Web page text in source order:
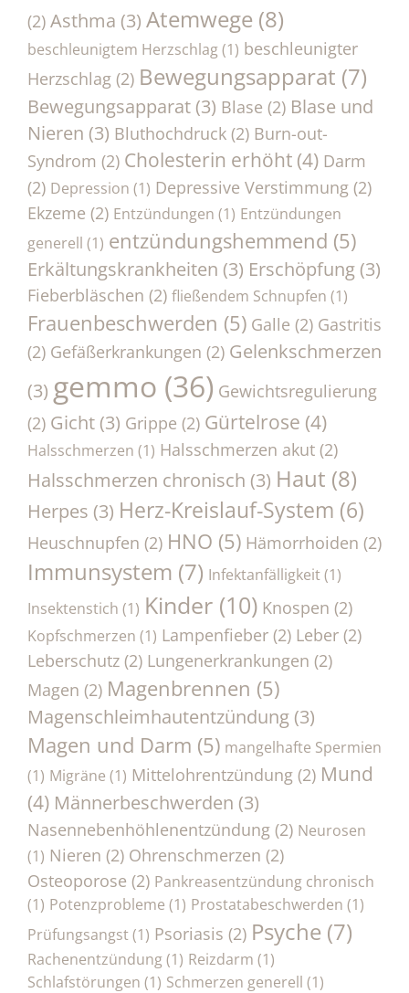
(2) Asthma (3) Atemwege (8)
beschleunigtem Herzschlag(1) beschleunigter
Herzschlag (2) Bewegungsapparat (7)
Bewegungsapparat (3) Blase (2) Blase und
Nieren (3) Bluthochdruck (2) Burn-out-
Syndrom (2) Cholesterin erhöht (4) Darm
(2) Depression (1) Depressive Verstimmung (2)
Ekzeme (2) Entzündungen (1) Entzündungen
generell (1) entzündungshemmend (5)
Erkältungskrankheiten (3) Erschöpfung (3)
Fieberbläschen (2) fließendem Schnupfen (1)
Frauenbeschwerden (5) Galle (2) Gastritis
(2) Gefäßerkrankungen (2) Gelenkschmerzen
(3) gemmo (36) Gewichtsregulierung
(2) Gicht (3) Grippe (2) Gürtelrose (4)
Halsschmerzen (1) Halsschmerzen akut (2)
Halsschmerzen chronisch (3) Haut (8)
Herpes (3) Herz-Kreislauf-System (6)
Heuschnupfen (2) HNO (5) Hämorrhoiden (2)
Immunsystem (7) Infektanfälligkeit(1)
Insektenstich (1) Kinder (10) Knospen (2)
Kopfschmerzen (1) Lampenfieber (2) Leber (2)
Leberschutz (2) Lungenerkrankungen (2)
Magen (2) Magenbrennen (5)
Magenschleimhautentzündung (3)
Magen und Darm (5) mangelhafte Spermien
(1) Migräne (1) Mittelohrentzündung (2) Mund
(4) Männerbeschwerden (3)
Nasennebenhöhlenentzündung (2) Neurosen
(1) Nieren (2) Ohrenschmerzen (2)
Osteoporose (2) Pankreasentzündung chronisch
(1) Potenzprobleme (1) Prostatabeschwerden (1)
Prüfungsangst(1) Psoriasis (2) Psyche (7)
Rachenentzündung(1) Reizdarm (1)
Schlafstörungen (1) Schmerzen generell (1)